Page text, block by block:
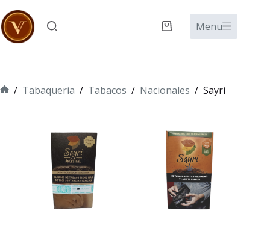
al
contenido
Carro
Menu
/ Tabaqueria / Tabacos / Nacionales / Sayri